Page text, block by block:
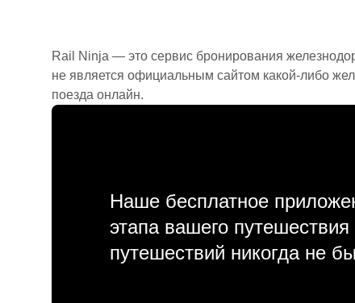
Rail Ninja — это сервис бронирования
не является официальным сайтом какой-либо
поезда онлайн.
Наше бесплатное
этапа вашего
путешествий никогда не